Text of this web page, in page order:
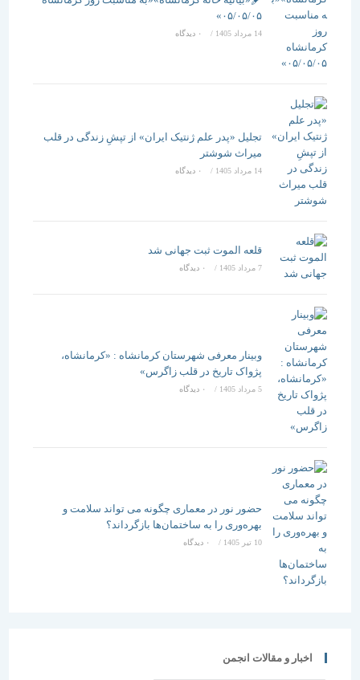
۰۵/۰۵/۰۵»
/ ۰ دیدگاه
تجلیل «پدر علم ژنتیک ایران» از تپشِ زندگی در قلب
میراث شوشتر
14 مرداد 1405 / ۰ دیدگاه
قلعه الموت ثبت جهانی شد
/ ۰ دیدگاه
وبینار معرفی شهرستان کرمانشاه : «کرمانشاه،
پژواک تاریخ در قلب زاگرس»
5 مرداد 1405 / ۰ دیدگاه
حضور نور در معماری چگونه می تواند سلامت و
بهره‌وری را به ساختمان‌ها بازگرداند؟
/ ۰ دیدگاه
اخبار و مقالات انجمن